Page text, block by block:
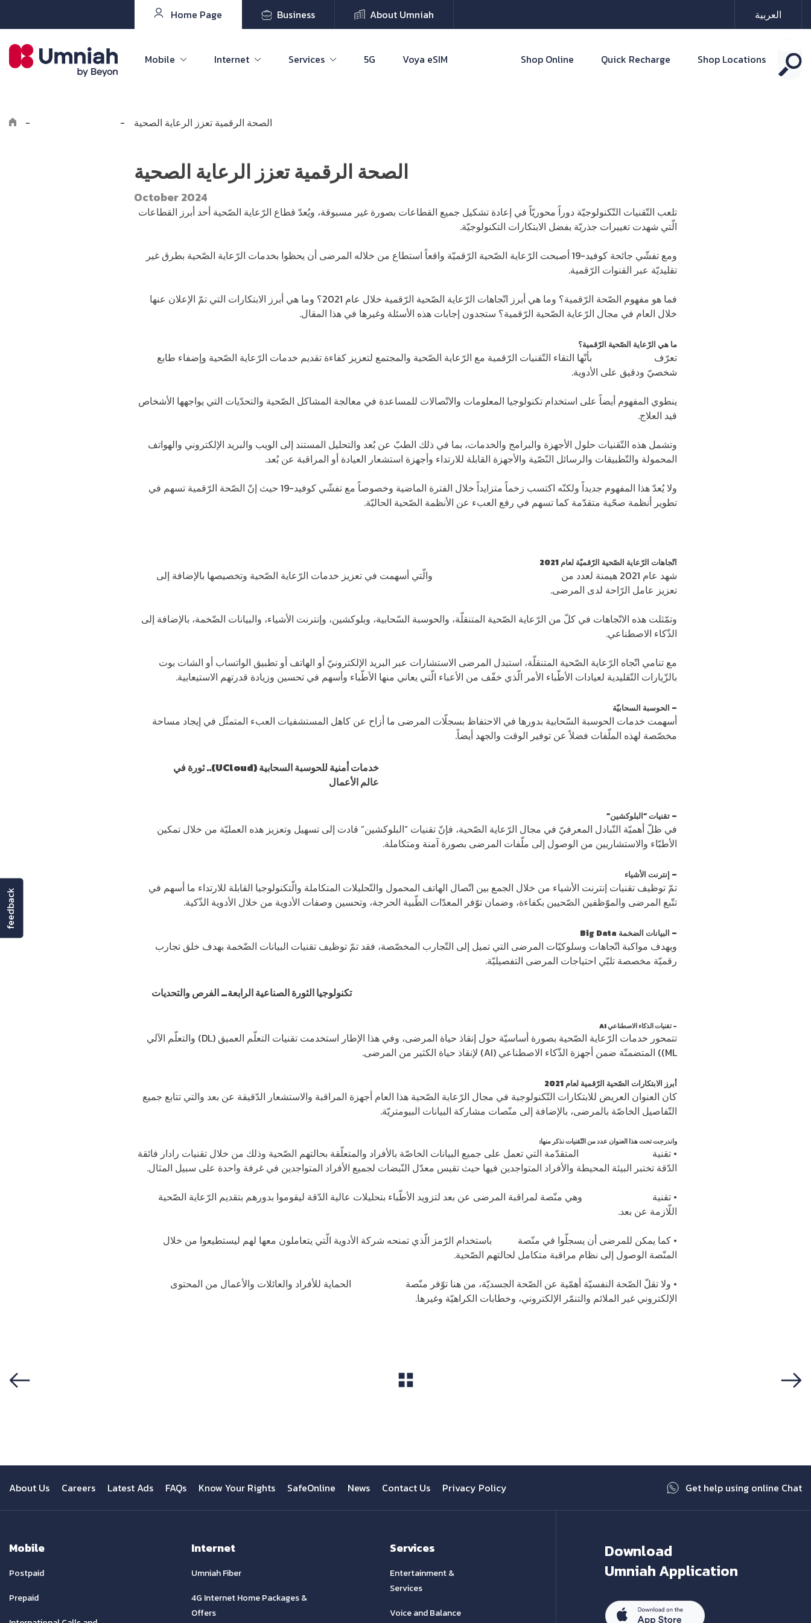
Home Page Business About Umniah العربية
Mobile Internet Services 5G Voya eSIM Shop Online Quick Recharge Shop Locations
- - الصحة الرقمية تعزز الرعاية الصحية
الصحة الرقمية تعزز الرعاية الصحية
October 2024
تلعب التّقنيات التّكنولوجيّة دوراً محوريّاً في إعادة تشكيل جميع القطاعات بصورة غير مسبوقة، ويُعدّ قطاع الرّعاية الصّحية أحد أبرز القطاعات
الّتي شهدت تغييرات جذريّة بفضل الابتكارات التكنولوجيّة.
ومع تفشّي جائحة كوفيد-19 أصبحت الرّعاية الصّحية الرّقميّة واقعاً استطاع من خلاله المرضى أن يحظوا بخدمات الرّعاية الصّحية بطرق غير
تقليديّة عبر القنوات الرّقمية.
فما هو مفهوم الصّحة الرّقمية؟ وما هي أبرز اتّجاهات الرّعاية الصّحية الرّقمية خلال عام 2021؟ وما هي أبرز الابتكارات التي تمّ الإعلان عنها
خلال العام في مجال الرّعاية الصّحية الرّقمية؟ ستجدون إجابات هذه الأسئلة وغيرها في هذا المقال.
ما هي الرّعاية الصّحية الرّقمية؟
تعرّف
بأنّها التقاء التّقنيات الرّقمية مع الرّعاية الصّحية والمجتمع لتعزيز كفاءة تقديم خدمات الرّعاية الصّحية وإضفاء طابع
شخصيّ ودقيق على الأدوية.
ينطوي المفهوم أيضاً على استخدام تكنولوجيا المعلومات والاتّصالات للمساعدة في معالجة المشاكل الصّحية والتحدّيات التي يواجهها الأشخاص
قيد العلاج.
وتشمل هذه التّقنيات حلول الأجهزة والبرامج والخدمات، بما في ذلك الطبّ عن بُعد والتحليل المستند إلى الويب والبريد الإلكتروني والهواتف
المحمولة والتّطبيقات والرسائل النّصّية والأجهزة القابلة للارتداء وأجهزة استشعار العيادة أو المراقبة عن بُعد.
ولا يُعدّ هذا المفهوم جديداً ولكنّه اكتسب زخماً متزايداً خلال الفترة الماضية وخصوصاً مع تفشّي كوفيد-19 حيث إنّ الصّحة الرّقمية تسهم في
تطوير أنظمة صحّية متقدّمة كما تسهم في رفع العبء عن الأنظمة الصّحية الحاليّة.
اتّجاهات الرّعاية الصّحية الرّقمية لعام 2021
شهد عام 2021 هيمنة لعدد من
والّتي أسهمت في تعزيز خدمات الرّعاية الصّحية وتخصيصها بالإضافة إلى
تعزيز عامل الرّاحة لدى المرضى.
وتمّثلت هذه الاتّجاهات في كلّ من الرّعاية الصّحية المتنقلّة، والحوسبة السّحابية، وبلوكشين، وإنترنت الأشياء، والبيانات الضّخمة، بالإضافة إلى
الذّكاء الاصطناعي.
مع تنامي اتّجاه الرّعاية الصّحية المتنقلّة، استبدل المرضى الاستشارات عبر البريد الإلكترونيّ أو الهاتف أو تطبيق الواتساب أو الشات بوت
بالزّيارات التّقليدية لعيادات الأطّباء الأمر الّذي خفّف من الأعباء الّتي يعاني منها الأطّباء وأسهم في تحسين وزيادة قدرتهم الاستيعابية.
– الحوسبة السحابيّة
أسهمت خدمات الحوسبة السّحابية بدورها في الاحتفاظ بسجلّات المرضى ما أزاح عن كاهل المستشفيات العبء المتمثّل في إيجاد مساحة
مخصّصة لهذه الملّفات فضلاً عن توفير الوقت والجهد أيضاً.
خدمات أمنية للحوسبة السحابية (UCloud)..
ثورة في
عالم الأعمال
– تقنيات “البلوكشين”
في ظلّ أهميّة التّبادل المعرفيّ في مجال الرّعاية الصّحية، فإنّ تقنيات “البلوكشين” قادت إلى تسهيل وتعزيز هذه العمليّة من خلال تمكين
الأطبّاء والاستشاريين من الوصول إلى ملّفات المرضى بصورة آمنة ومتكاملة.
– إنترنت الأشياء
تمّ توظيف تقنيات إنترنت الأشياء من خلال الجمع بين اتّصال الهاتف المحمول والتّحليلات المتكاملة والّتكنولوجيا القابلة للارتداء ما أسهم في
تتّبع المرضى والموّظفين الصّحيين بكفاءة، وضمان توّفر المعدّات الطّبية الحرجة، وتحسين وصفات الأدوية من خلال الأدوية الذّكية.
– البيانات الضخمة Big Data
وبهدف مواكبة اتّجاهات وسلوكيّات المرضى التي تميل إلى التّجارب المخصّصة، فقد تمّ توظيف تقنيات البيانات الضّخمة بهدف خلق تجارب
رقميّة مخصصة تلبّي احتياجات المرضى التفصيليّة.
تكنولوجيا الثورة الصناعية الرابعة… الفرص والتحديات
– تقنيات الذكاء الاصطناعي AI
تتمحور خدمات الرّعاية الصّحية بصورة أساسيّة حول إنقاذ حياة المرضى، وفي هذا الإطار استخدمت تقنيات التعلّم العميق (DL) والتعلّم الآلي
ML)) المتضمنّة ضمن أجهزة الذّكاء الاصطناعي (AI) لإنقاذ حياة الكثير من المرضى.
أبرز الابتكارات الصّحية الرّقمية لعام 2021
كان العنوان العريض للابتكارات التّكنولوجية في مجال الرّعاية الصّحية هذا العام أجهزة المراقبة والاستشعار الدّقيقة عن بعد والتي تتابع جميع
التّفاصيل الخاصّة بالمرضى، بالإضافة إلى منّصات مشاركة البيانات البيومتريّة.
واندرجت تحت هذا العنوان عدد من التّقنيات نذكر منها:
• تقنية
المتقدّمة التي تعمل على جميع البيانات الخاصّة بالأفراد والمتعلّقة بحالتهم الصّحية وذلك من خلال تقنيات رادار فائقة
الدّقة تختبر البيئة المحيطة والأفراد المتواجدين فيها حيث تقيس معدّل النّبضات لجميع الأفراد المتواجدين في غرفة واحدة على سبيل المثال.
• تقنية
وهي منّصة لمراقبة المرضى عن بعد لتزويد الأطّباء بتحليلات عالية الدّقة ليقوموا بدورهم بتقديم الرّعاية الصّحية
اللّازمة عن بعد.
• كما يمكن للمرضى أن يسجلّوا في منّصة
باستخدام الرّمز الّذي تمنحه شركة الأدوية الّتي يتعاملون معها لهم ليستطيعوا من خلال
المنّصة الوصول إلى نظام مراقبة متكامل لحالتهم الصّحية.
• ولا تقلّ الصّحة النفسيّة أهمّية عن الصّحة الجسديّة، من هنا توّفر منّصة
الحماية للأفراد والعائلات والأعمال من المحتوى
الإلكتروني غير الملائم والتنمّر الإلكتروني، وخطابات الكراهيّة وغيرها.
About Us Careers Latest Ads FAQs Know Your Rights SafeOnline News Contact Us Privacy Policy Get help using online Chat
Mobile
Postpaid
Prepaid
Internet
Umniah Fiber
4G Internet Home Packages &
Offers
Services
Entertainment &
Services
Voice and Balance
Download
Umniah Application
feedback